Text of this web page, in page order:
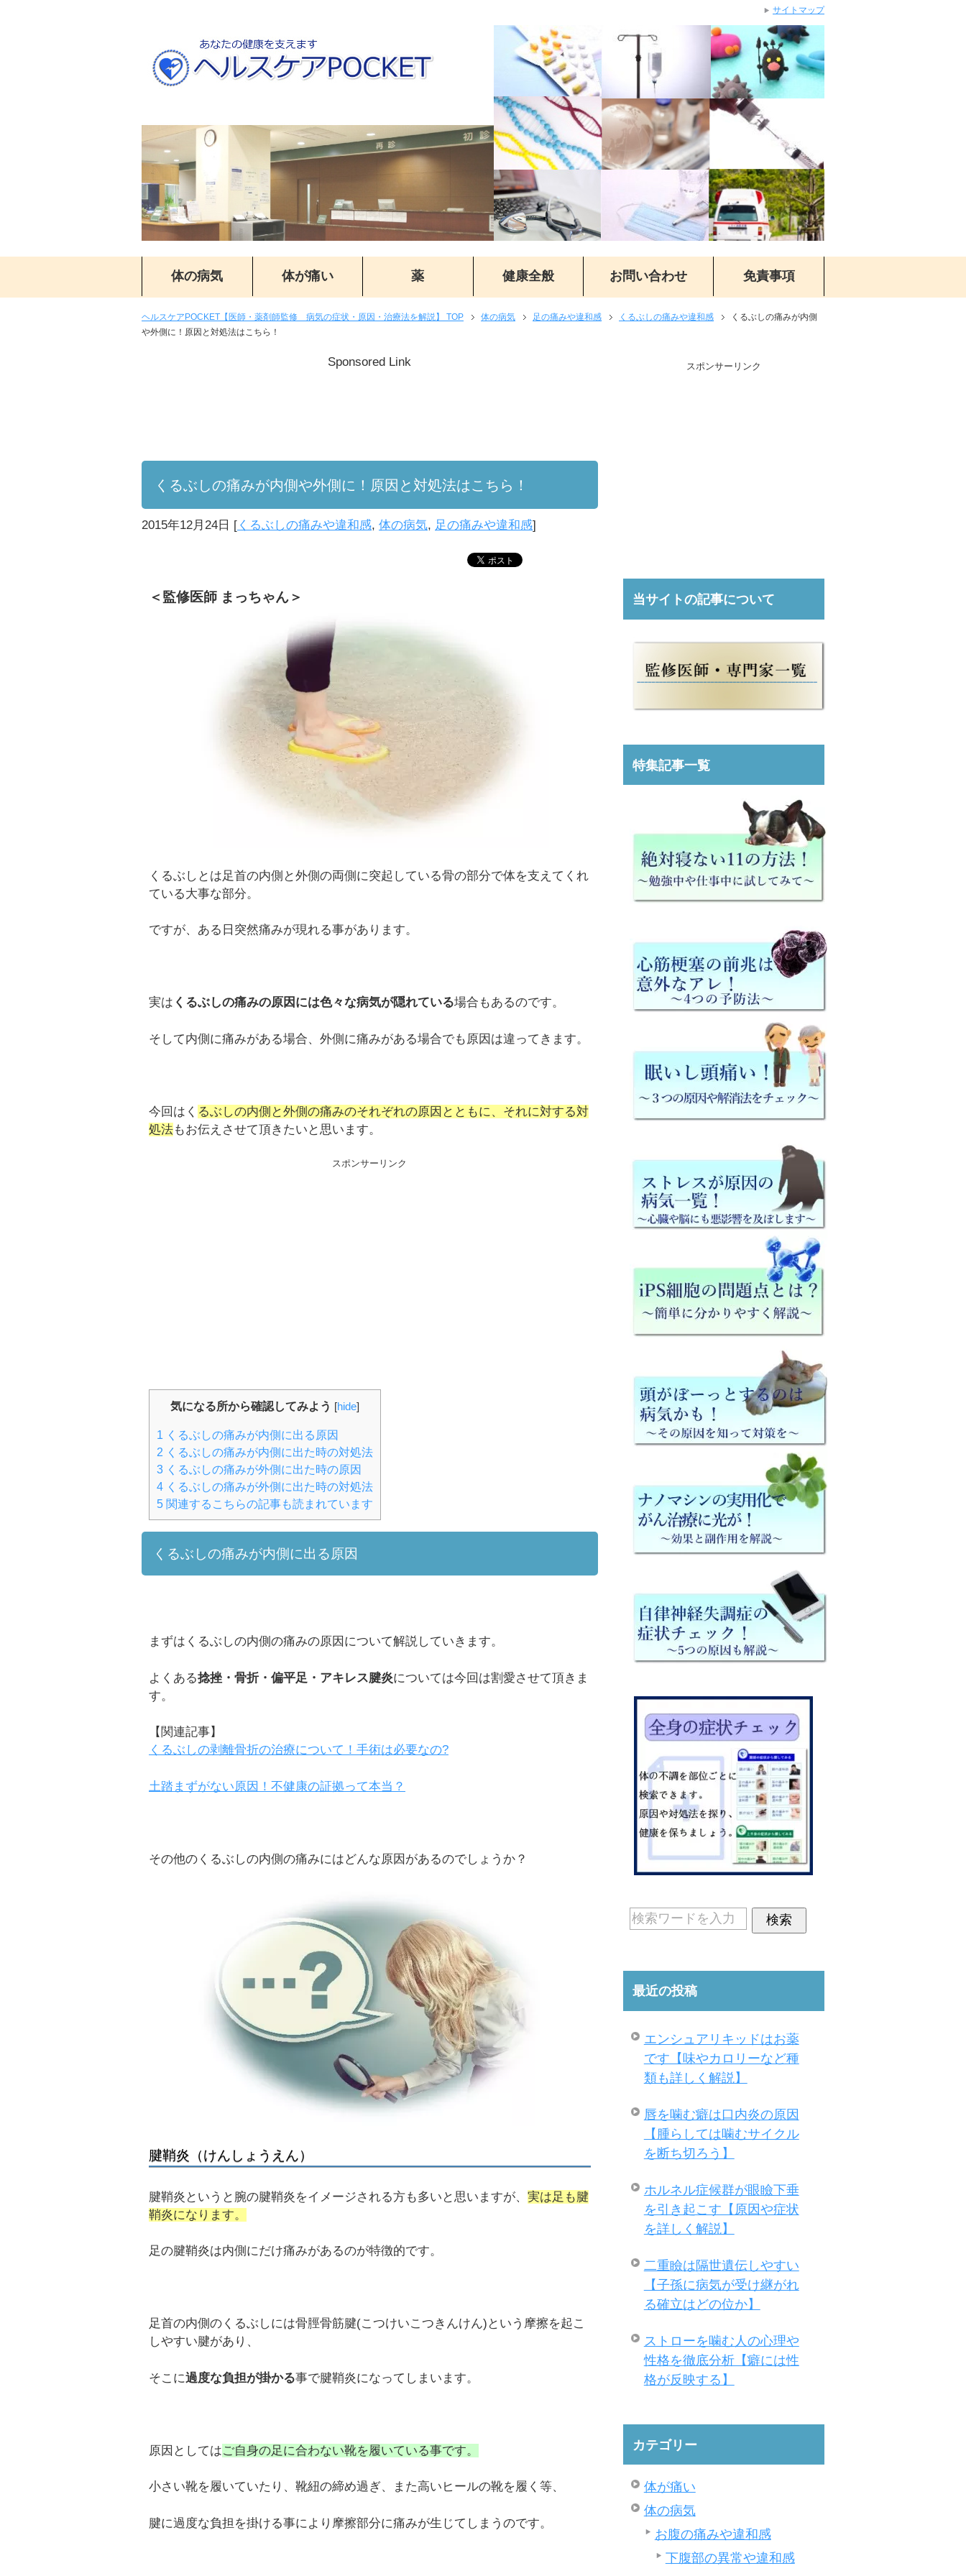
体の病気 体が痛い 薬 健康全般 お問い合わせ 免責事項
ヘルスケアPOCKET【医師・薬剤師監修 病気の症状・原因・治療法を解説】 TOP 体の病気 足の痛みや違和感 くるぶしの痛みや違和感
くるぶしの痛みが内側
や外側に！原因と対処法はこちら！
Sponsored Link
くるぶしの痛みが内側や外側に！原因と対処法はこちら！
2015年12月24日 [ くるぶしの痛みや違和感, 体の病気, 足の痛みや違和感]
＜監修医師 まっちゃん＞
くるぶしとは足首の内側と外側の両側に突起している骨の部分で体を支えてくれ
ている大事な部分。
ですが、ある日突然痛みが現れる事があります。
実は くるぶしの痛みの原因には色々な病気が隠れている場合もあるのです。
そして内側に痛みがある場合、外側に痛みがある場合でも原因は違ってきます。
今回はく るぶしの内側と外側の痛みのそれぞれの原因とともに、それに対する対
処法もお伝えさせて頂きたいと思います。
スポンサーリンク
気になる所から確認してみよう [hide]
1 くるぶしの痛みが内側に出る原因
2 くるぶしの痛みが内側に出た時の対処法
3 くるぶしの痛みが外側に出た時の原因
4 くるぶしの痛みが外側に出た時の対処法
5 関連するこちらの記事も読まれています
くるぶしの痛みが内側に出る原因
まずはくるぶしの内側の痛みの原因について解説していきます。
よくある捻挫・骨折・偏平足・アキレス腱炎については今回は割愛させて頂きま
す。
【関連記事】
くるぶしの剥離骨折の治療について！手術は必要なの?
土踏まずがない原因！不健康の証拠って本当？
その他のくるぶしの内側の痛みにはどんな原因があるのでしょうか？
腱鞘炎（けんしょうえん）
腱鞘炎というと腕の腱鞘炎をイメージされる方も多いと思いますが、 実は足も腱
鞘炎になります。
足の腱鞘炎は内側にだけ痛みがあるのが特徴的です。
足首の内側のくるぶしには骨脛骨筋腱(こつけいこつきんけん)という摩擦を起こ
しやすい腱があり、
そこに過度な負担が掛かる事で腱鞘炎になってしまいます。
原因としてはご自身の足に合わない靴を履いている事です。
小さい靴を履いていたり、靴紐の締め過ぎ、また高いヒールの靴を履く等、
腱に過度な負担を掛ける事により摩擦部分に痛みが生じてしまうのです。
スポンサーリンク
当サイトの記事について
特集記事一覧
最近の投稿
エンシュアリキッドはお薬
です【味やカロリーなど種
類も詳しく解説】
唇を噛む癖は口内炎の原因
【腫らしては噛むサイクル
を断ち切ろう】
ホルネル症候群が眼瞼下垂
を引き起こす【原因や症状
を詳しく解説】
二重瞼は隔世遺伝しやすい
【子孫に病気が受け継がれ
る確立はどの位か】
ストローを噛む人の心理や
性格を徹底分析【癖には性
格が反映する】
カテゴリー
体が痛い
体の病気
お腹の痛みや違和感
下腹部の異常や違和感
サイトマップ